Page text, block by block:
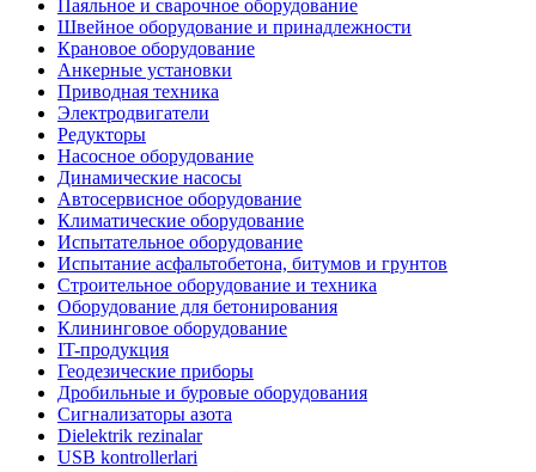
Паяльное и сварочное оборудование
Швейное оборудование и принадлежности
Крановое оборудование
Анкерные установки
Приводная техника
Электродвигатели
Редукторы
Насосное оборудование
Динамические насосы
Автосервисное оборудование
Климатические оборудование
Испытательное оборудование
Испытание асфальтобетона, битумов и грунтов
Строительное оборудование и техника
Оборудование для бетонирования
Клининговое оборудование
IT-продукция
Геодезические приборы
Дробильные и буровые оборудования
Сигнализаторы азота
Dielektrik rezinalar
USB kontrollerlari